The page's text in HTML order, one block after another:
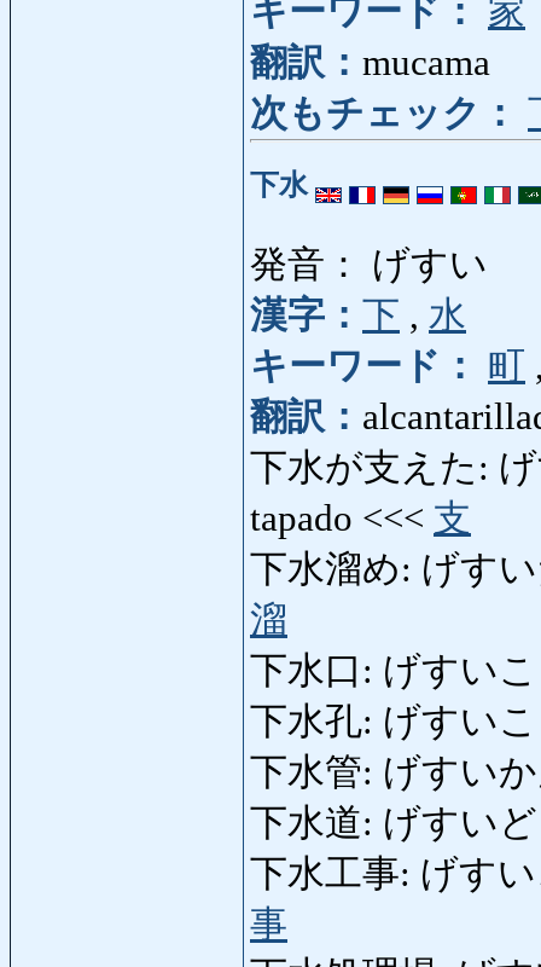
キーワード：
家
翻訳： mucama
次もチェック：
下水
発音： げすい
漢字： 下 , 水
キーワード：
町
翻訳：
下水が支えた: げ
tapado <<< 支
下水溜め: げすい
溜
下水口: げすい
下水孔: げすい
下水管: げすいか
下水道: げすい
下水工事: げすい
事